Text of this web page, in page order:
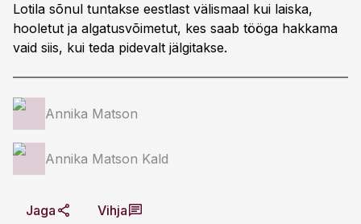
Lotila sõnul tuntakse eestlast välismaal kui laiska,
hooletut ja algatusvõimetut, kes saab tööga hakkama
vaid siis, kui teda pidevalt jälgitakse.
Annika Matson
Annika Matson Kald
Jaga Vihja